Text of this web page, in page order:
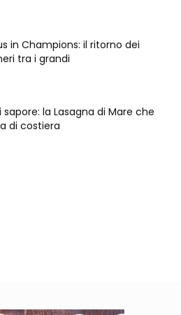
in Champions: il ritorno dei
tra i grandi
sapore: la Lasagna di Mare che
di costiera